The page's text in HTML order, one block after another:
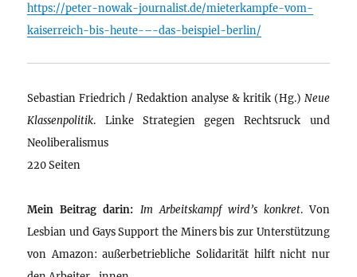
https://peter-nowak-journalist.de/mieterkampfe-vom-
kaiserreich-bis-heute-–-das-beispiel-berlin/
Sebastian Friedrich / Redaktion analyse & kritik (Hg.) Neue
Klassenpolitik. Linke Strategien gegen Rechtsruck und
Neoliberalismus
220 Seiten
Mein Beitrag darin: Im Arbeitskampf wird’s konkret. Von
Lesbian und Gays Support the Miners bis zur Unterstützung
von Amazon: außerbetriebliche Solidarität hilft nicht nur